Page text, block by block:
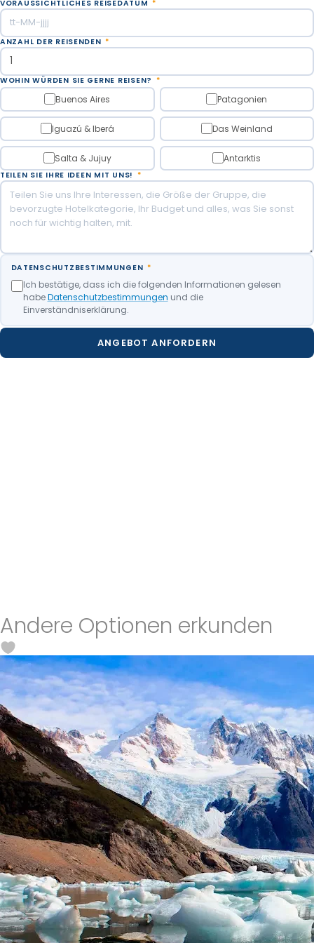
VORAUSSICHTLICHES REISEDATUM *
ANZAHL DER REISENDEN *
WOHIN WÜRDEN SIE GERNE REISEN? *
Buenos Aires Patagonien
Iguazú & Iberá Das Weinland
Salta & Jujuy Antarktis
TEILEN SIE IHRE IDEEN MIT UNS! *
DATENSCHUTZBESTIMMUNGEN *
Ich bestätige, dass ich die folgenden Informationen gelesen
habeDatenschutzbestimmungen und die
Einverständniserklärung.
ANGEBOT ANFORDERN
Andere Optionen erkunden